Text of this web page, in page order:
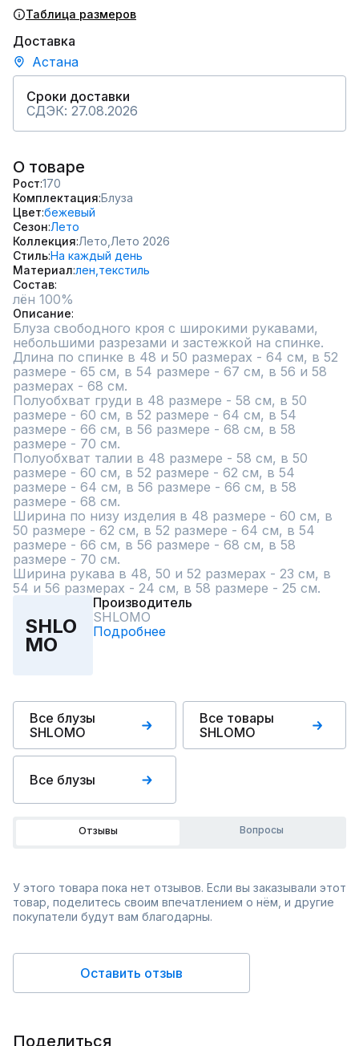
Таблица размеров
Доставка
Астана
Сроки доставки
СДЭК: 27.08.2026
О товаре
Рост 170
Комплектация Блуза
Цвет бежевый
Сезон Лето
Коллекция Лето, Лето 2026
СтильНа каждый день
Материал лен, текстиль
Состав
лён 100%
Описание
Блуза свободного кроя с широкими рукавами,
небольшими разрезами и застежкой на спинке.
Длина по спинке в 48 и 50 размерах - 64 см, в 52
размере - 65 см, в 54 размере - 67 см, в 56 и 58
размерах - 68 см.
Полуобхват груди в 48 размере - 58 см, в 50
размере - 60 см, в 52 размере - 64 см, в 54
размере - 66 см, в 56 размере - 68 см, в 58
размере - 70 см.
Полуобхват талии в 48 размере - 58 см, в 50
размере - 60 см, в 52 размере - 62 см, в 54
размере - 64 см, в 56 размере - 66 см, в 58
размере - 68 см.
Ширина по низу изделия в 48 размере - 60 см, в
50 размере - 62 см, в 52 размере - 64 см, в 54
размере - 66 см, в 56 размере - 68 см, в 58
размере - 70 см.
Ширина рукава в 48, 50 и 52 размерах - 23 см, в
54 и 56 размерах - 24 см, в 58 размере - 25 см.
SHLO
MO
Производитель
SHLOMO
Подробнее
Все блузы
SHLOMO
Все товары
SHLOMO
Все блузы
Отзывы Вопросы
У этого товара пока нет отзывов. Если вы заказывали этот
товар, поделитесь своим впечатлением о нём, и другие
покупатели будут вам благодарны.
Оставить отзыв
Поделиться